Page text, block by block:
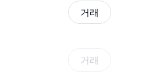
거래
거래